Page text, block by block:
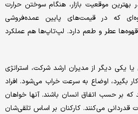
موقعیت بازار، هنگام سوختن حرارت
که در قیمت‌‌های پایین عمده‌‌فروشی
قهوه‌ها عطر و طعم دارد. لپ‌‌تاپ‌‌ها هم عملکرد
یکی دیگر از مدیران ارشد شرکت، استراتژی
کار بگیرد، اوضاع به سرعت خراب می‌‌شود. افراد
که بر حسب اتفاق انسان باشند. آنها خواهان
قدردانی می‌‌کنند. کارکنان بر اساس تلقی‌‌شان